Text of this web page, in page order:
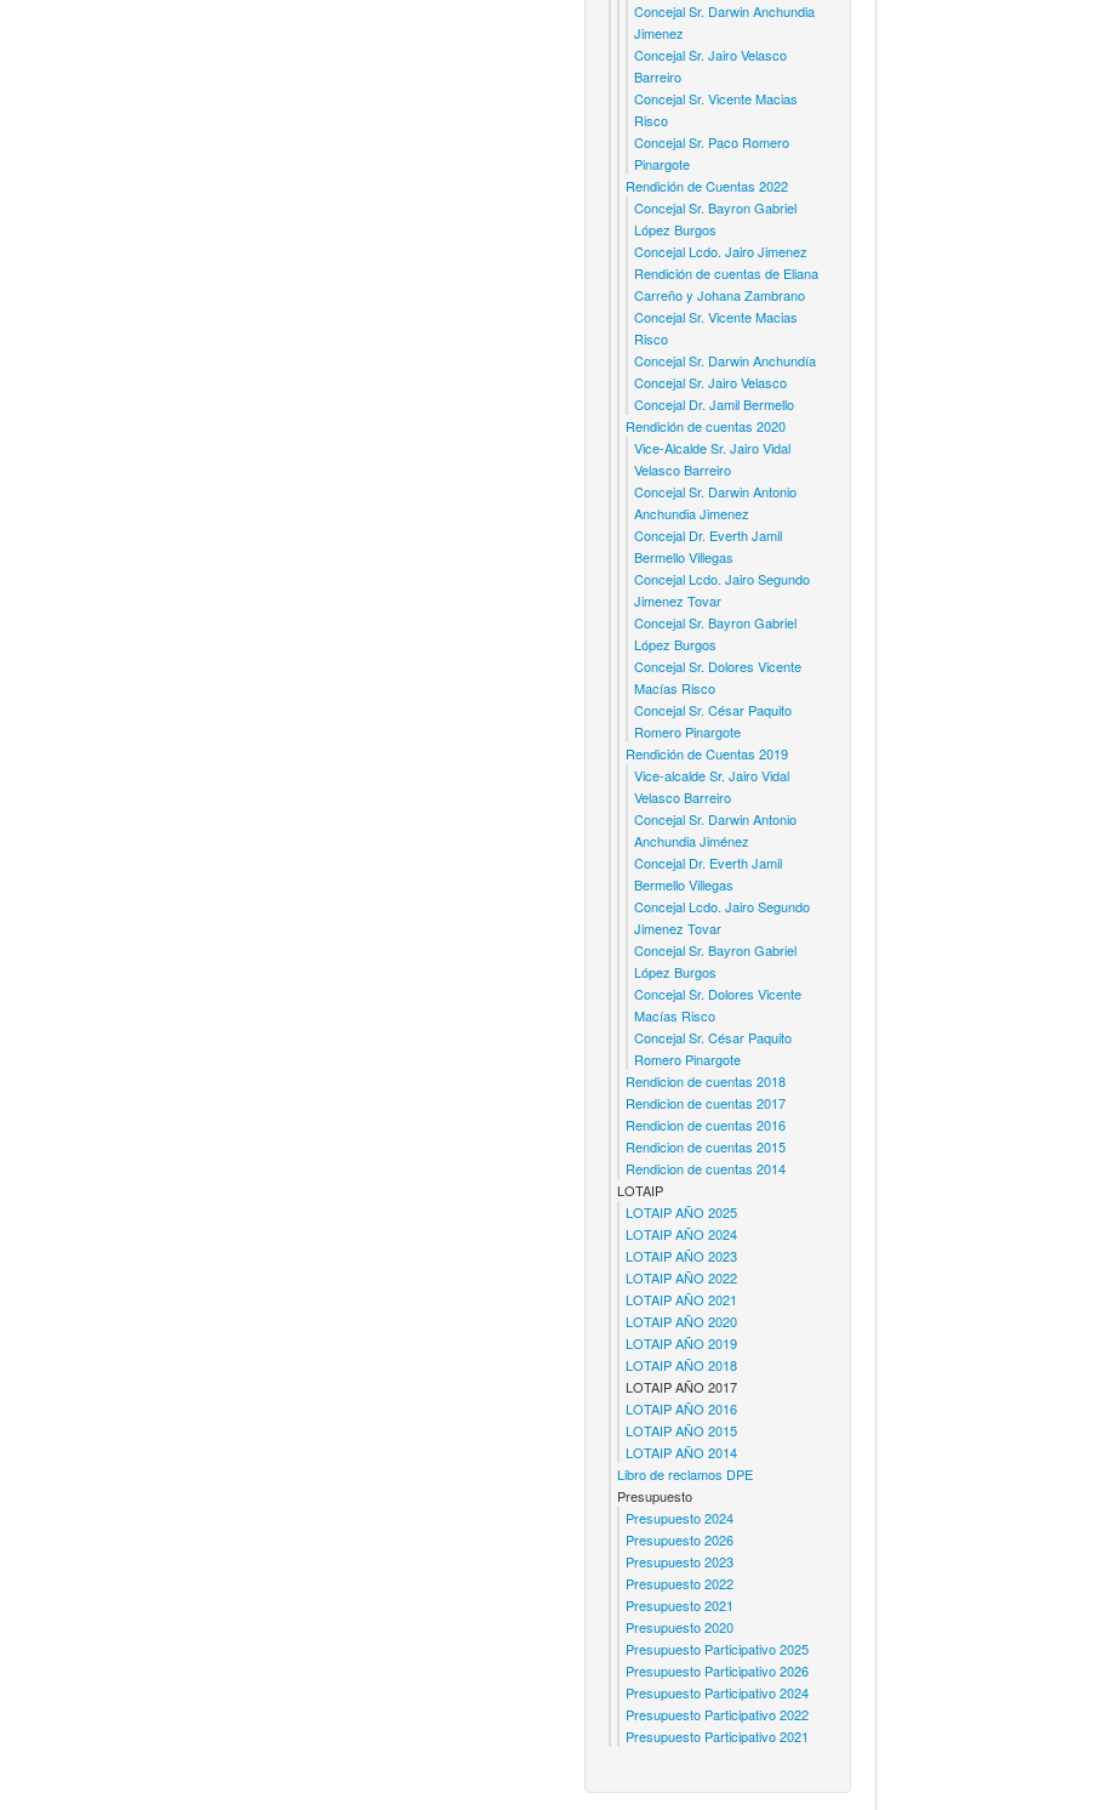
Concejal Sr. Darwin Anchundia
Jimenez
Concejal Sr. Jairo Velasco
Barreiro
Concejal Sr. Vicente Macias
Risco
Concejal Sr. Paco Romero
Pinargote
Rendición de Cuentas 2022
Concejal Sr. Bayron Gabriel
López Burgos
Concejal Lcdo. Jairo Jimenez
Rendición de cuentas de Eliana
Carreño y Johana Zambrano
Concejal Sr. Vicente Macias
Risco
Concejal Sr. Darwin Anchundía
Concejal Sr. Jairo Velasco
Concejal Dr. Jamil Bermello
Rendición de cuentas 2020
Vice-Alcalde Sr. Jairo Vidal
Velasco Barreiro
Concejal Sr. Darwin Antonio
Anchundia Jimenez
Concejal Dr. Everth Jamil
Bermello Villegas
Concejal Lcdo. Jairo Segundo
Jimenez Tovar
Concejal Sr. Bayron Gabriel
López Burgos
Concejal Sr. Dolores Vicente
Macías Risco
Concejal Sr. César Paquito
Romero Pinargote
Rendición de Cuentas 2019
Vice-alcalde Sr. Jairo Vidal
Velasco Barreiro
Concejal Sr. Darwin Antonio
Anchundia Jiménez
Concejal Dr. Everth Jamil
Bermello Villegas
Concejal Lcdo. Jairo Segundo
Jimenez Tovar
Concejal Sr. Bayron Gabriel
López Burgos
Concejal Sr. Dolores Vicente
Macías Risco
Concejal Sr. César Paquito
Romero Pinargote
Rendicion de cuentas 2018
Rendicion de cuentas 2017
Rendicion de cuentas 2016
Rendicion de cuentas 2015
Rendicion de cuentas 2014
LOTAIP
LOTAIP AÑO 2025
LOTAIP AÑO 2024
LOTAIP AÑO 2023
LOTAIP AÑO 2022
LOTAIP AÑO 2021
LOTAIP AÑO 2020
LOTAIP AÑO 2019
LOTAIP AÑO 2018
LOTAIP AÑO 2017
LOTAIP AÑO 2016
LOTAIP AÑO 2015
LOTAIP AÑO 2014
Libro de reclamos DPE
Presupuesto
Presupuesto 2024
Presupuesto 2026
Presupuesto 2023
Presupuesto 2022
Presupuesto 2021
Presupuesto 2020
Presupuesto Participativo 2025
Presupuesto Participativo 2026
Presupuesto Participativo 2024
Presupuesto Participativo 2022
Presupuesto Participativo 2021